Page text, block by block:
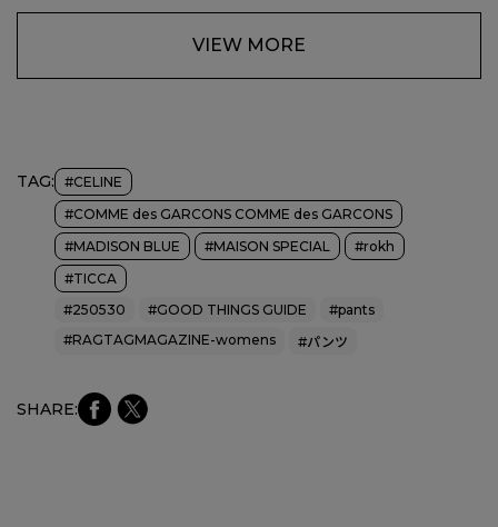
VIEW MORE
TAG:
#CELINE
#COMME des GARCONS COMME des GARCONS
#MADISON BLUE
#MAISON SPECIAL
#rokh
#TICCA
#250530
#GOOD THINGS GUIDE
#pants
#RAGTAGMAGAZINE-womens
#パンツ
SHARE:faceb
ookに
Xにシ
ェア